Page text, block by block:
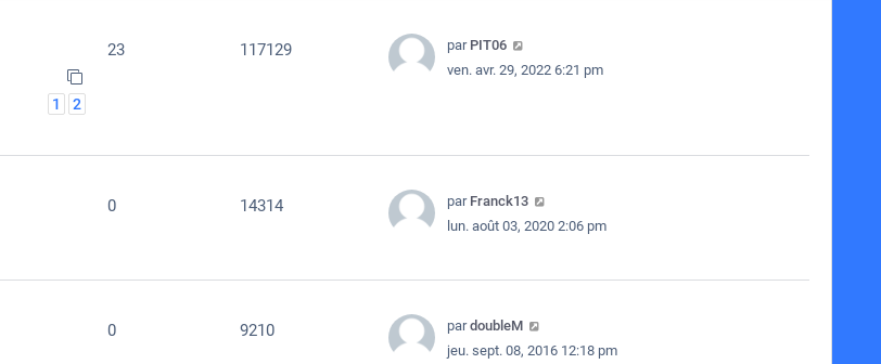
1 2
23 117129 par PIT06
ven. avr. 29, 2022 6:21 pm
0 14314 par Franck13
lun. août 03, 2020 2:06 pm
0 9210 pardoubleM
jeu. sept. 08, 2016 12:18 pm